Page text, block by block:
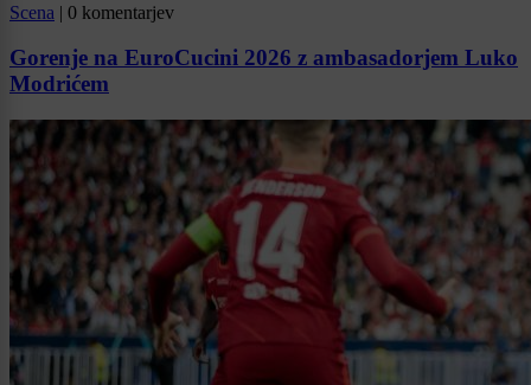
Scena | 0 komentarjev
Gorenje na EuroCucini 2026 z ambasadorjem Luko
Modrićem